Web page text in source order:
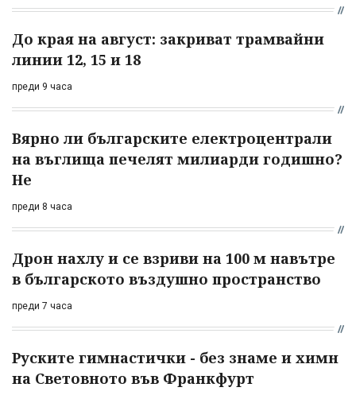
До края на август: закриват трамвайни
линии 12, 15 и 18
преди 9 часа
Вярно ли българските електроцентрали
на въглища печелят милиарди годишно?
Не
преди 8 часа
Дрон нахлу и се взриви на 100 м навътре
в българското въздушно пространство
преди 7 часа
Руските гимнастички - без знаме и химн
на Световното във Франкфурт